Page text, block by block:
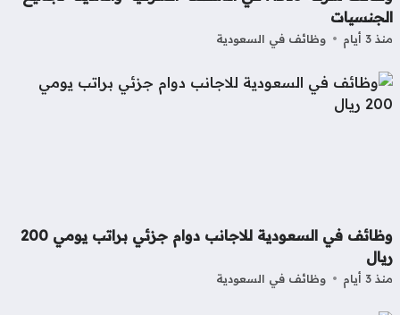
أيام وظائف في السعودية
وظائف في السعودية للاجانب دوام جزئي براتب يومي 200
أيام وظائف في السعودية